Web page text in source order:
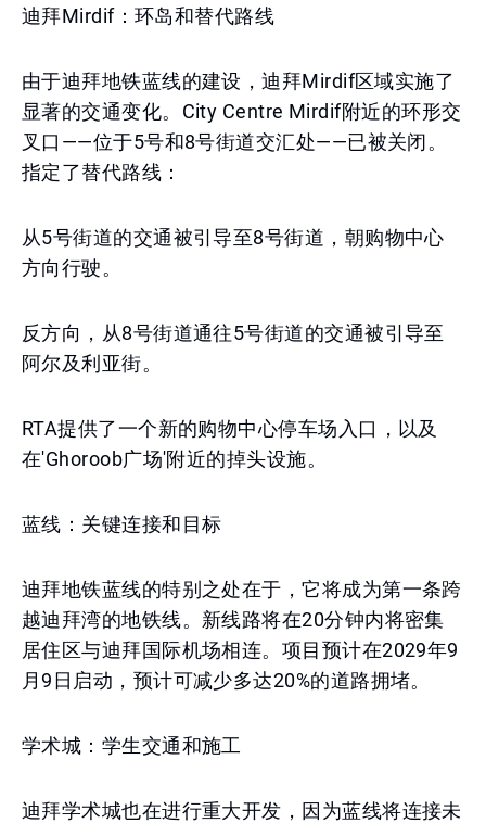
迪拜Mirdif：环岛和替代路线
由于迪拜地铁蓝线的建设，迪拜Mirdif区域实施了
显著的交通变化。City Centre Mirdif附近的环形交
叉口——位于5号和8号街道交汇处——已被关闭。
指定了替代路线：
从5号街道的交通被引导至8号街道，朝购物中心
方向行驶。
反方向，从8号街道通往5号街道的交通被引导至
阿尔及利亚街。
RTA提供了一个新的购物中心停车场入口，以及
在'Ghoroob广场'附近的掉头设施。
蓝线：关键连接和目标
迪拜地铁蓝线的特别之处在于，它将成为第一条跨
越迪拜湾的地铁线。新线路将在20分钟内将密集
居住区与迪拜国际机场相连。项目预计在2029年9
月9日启动，预计可减少多达20%的道路拥堵。
学术城：学生交通和施工
迪拜学术城也在进行重大开发，因为蓝线将连接未